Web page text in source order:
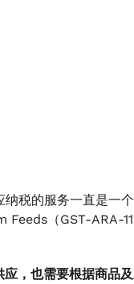
税的服务一直是一
Feeds（GST-ARA-
，也需要根据商品